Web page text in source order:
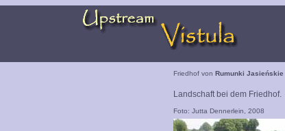
Friedhof von Rumunki Jasieńskie
Landschaft bei dem Friedhof.
Foto: Jutta Dennerlein, 2008